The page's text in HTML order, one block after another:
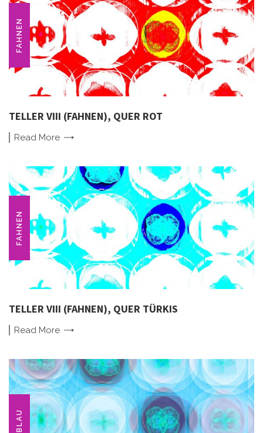
FAHNEN
TELLER VIII (FAHNEN), QUER ROT
Read More
FAHNEN
TELLER VIII (FAHNEN), QUER TÜRKIS
Read More
BLAU